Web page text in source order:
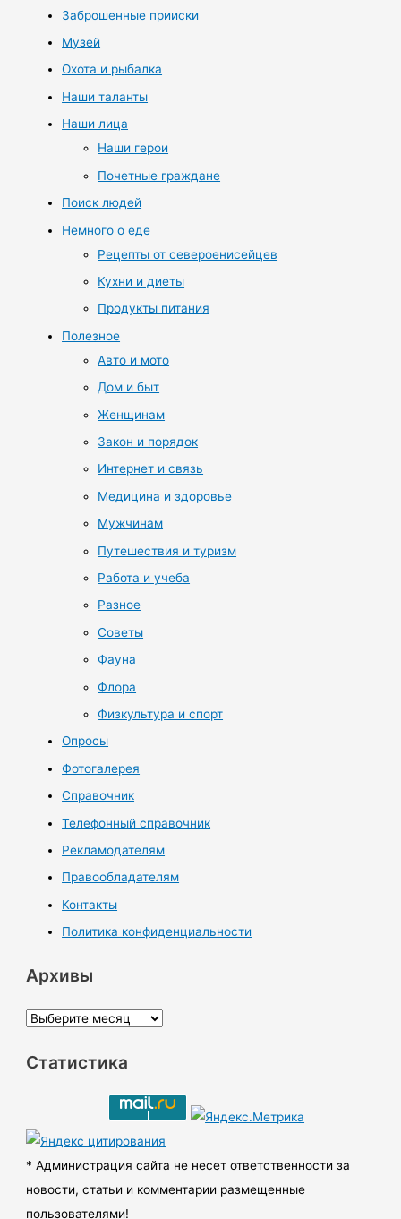
Заброшенные прииски
Музей
Охота и рыбалка
Наши таланты
Наши лица
Наши герои
Почетные граждане
Поиск людей
Немного о еде
Рецепты от североенисейцев
Кухни и диеты
Продукты питания
Полезное
Авто и мото
Дом и быт
Женщинам
Закон и порядок
Интернет и связь
Медицина и здоровье
Мужчинам
Путешествия и туризм
Работа и учеба
Разное
Советы
Фауна
Флора
Физкультура и спорт
Опросы
Фотогалерея
Справочник
Телефонный справочник
Рекламодателям
Правообладателям
Контакты
Политика конфиденциальности
Архивы
А
х
ы
Статистика
* Администрация сайта не несет ответственности за
новости, статьи и комментарии размещенные
пользователями!